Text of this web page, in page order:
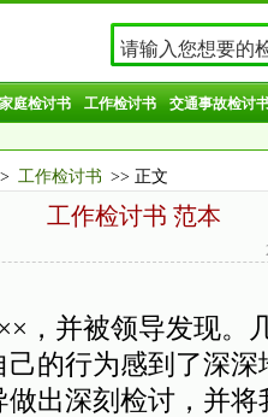
家庭检讨书 工作检讨书 交通事故检讨
工作检讨书 >> 正文
工作检讨书 范本
，并被领导发现。
的行为感到了深
做出深刻检讨，并